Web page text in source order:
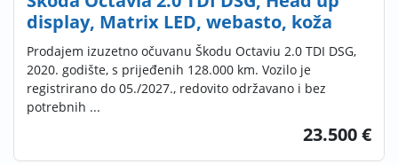
display, Matrix LED, webasto, koža
Prodajem izuzetno očuvanu Škodu Octaviu 2.0 TDI DSG,
2020. godište, s prijeđenih 128.000 km. Vozilo je
registrirano do 05./2027., redovito održavano i bez
potrebnih ...
23.500 €